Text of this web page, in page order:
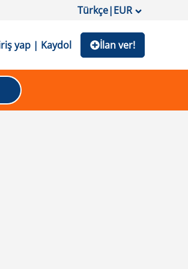
Türkçe|EUR
yap | Kaydol İlan ver!